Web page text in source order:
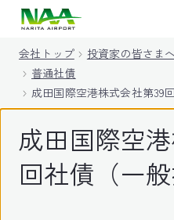
会社トップ 投資家の皆さま
普通社債
成田国際空港株式会社第39
成田国際空
回社債（一般